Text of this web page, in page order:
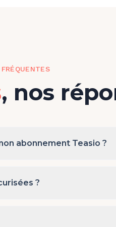
, nos
abonnement Teasio ?
?